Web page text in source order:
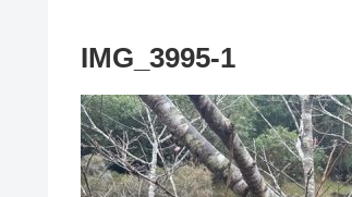
IMG_3995-1